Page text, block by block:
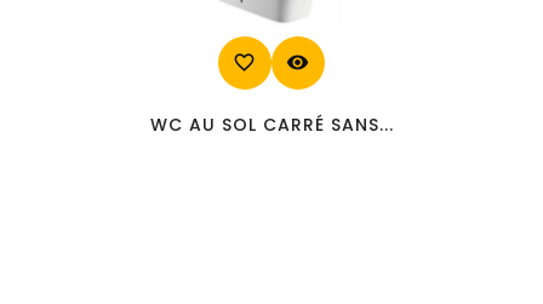
favorite_border visibility
WC AU SOL CARRÉ SANS...